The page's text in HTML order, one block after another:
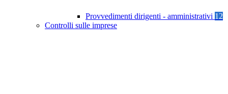
Provvedimenti dirigenti - amministrativi 12
Controlli sulle imprese